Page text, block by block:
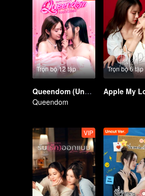
Trọn bộ 12 tập
Queendom (Uncut Ver.)
Queendom
Trọn bộ 6 tập
Apple My
VIP